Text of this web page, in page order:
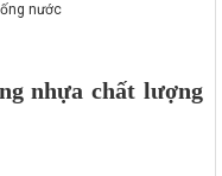
nước
nhựa chất lượng